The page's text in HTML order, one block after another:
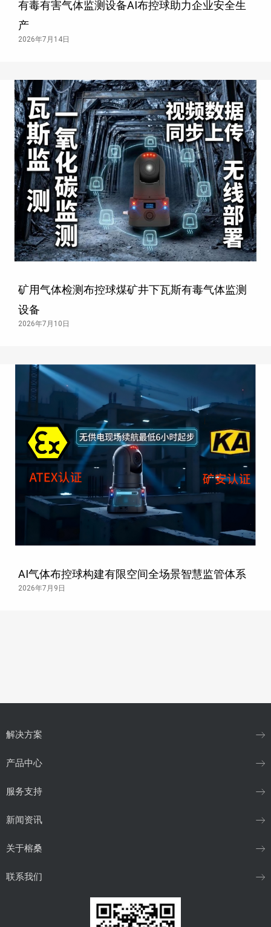
有毒有害气体监测设备AI布控球助力企业安全生
产
2026年7月14日
矿用气体检测布控球煤矿井下瓦斯有毒气体监测
设备
2026年7月10日
AI气体布控球构建有限空间全场景智慧监管体系
2026年7月9日
解决方案
产品中心
服务支持
新闻资讯
关于榕桑
联系我们